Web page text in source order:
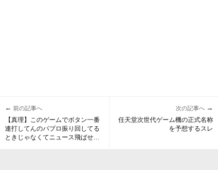
← 前の記事へ
【真理】このゲームでボタン一番
連打してんのパブロ振り回してる
ときじゃなくてニュース飛ばせな
次の記事へ →
任天堂次世代ゲーム機の正式名称
を予想するスレ